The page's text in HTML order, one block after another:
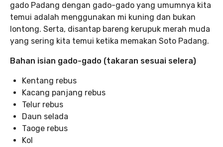
gado Padang dengan gado-gado yang umumnya kita
temui adalah menggunakan mi kuning dan bukan
lontong. Serta, disantap bareng kerupuk merah muda
yang sering kita temui ketika memakan Soto Padang.
Bahan isian gado-gado (takaran sesuai selera)
Kentang rebus
Kacang panjang rebus
Telur rebus
Daun selada
Taoge rebus
Kol